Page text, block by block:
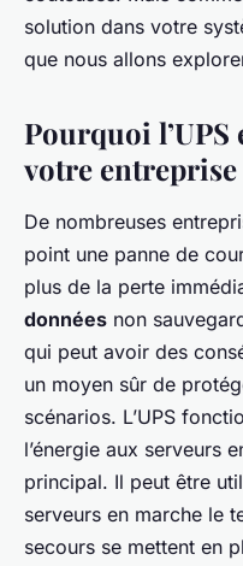
solution dans votre
que nous allons
Pourquoi
votre entreprise
De nombreuses
point une panne de
plus de la perte
données non
qui peut avoir des
un moyen sûr de
scénarios. L’UPS
l’énergie aux serveurs
principal. Il peut être
serveurs en marche le
secours se mettent en